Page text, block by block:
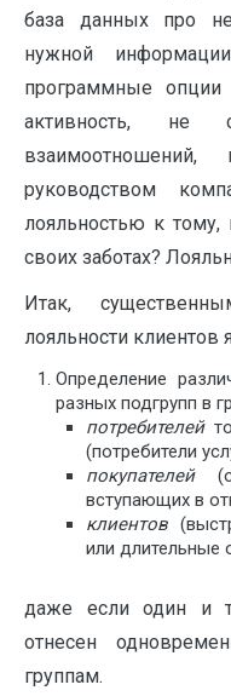
база данных про
нужной
программные
активность, не
взаимоотношений,
руководством
лояльностью к
своих заботах?
Итак,
лояльности
Определение
разных подгрупп в
потребителей
(потребители
покупателей
вступающих в
клиентов
или длительные
даже если один и
отнесен
группам.